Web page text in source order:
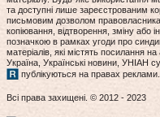
та доступні лише зареєстрованим
письмовим дозволом
копіювання, відтворення, зміну або
позначкою в рамках угоди про
матеріалів, які містять посилання
Україна, Українські новини, УНІАН
публікуються на правах реклами.
Всі права захищені. © 2012 - 2023